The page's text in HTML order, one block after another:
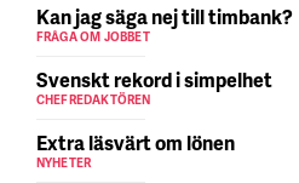
Kan jag säga nej till timbank?
FRÅGA OM JOBBET
Svenskt rekord i simpelhet
CHEFREDAKTÖREN
Extra läsvärt om lönen
NYHETER